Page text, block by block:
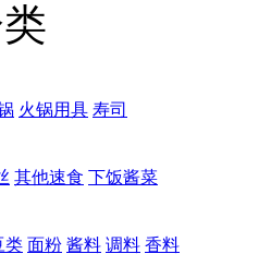
火锅用具 寿司
其他速食 下饭酱菜
类 面粉 酱料 调料 香料